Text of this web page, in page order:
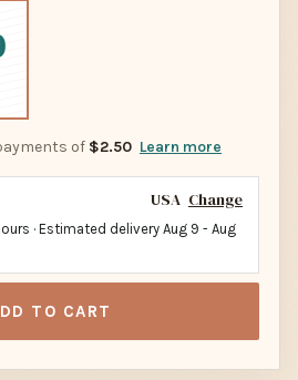
of $2.50 Learn more
USA Change
· Estimated delivery Aug 9 - Aug
TO CART